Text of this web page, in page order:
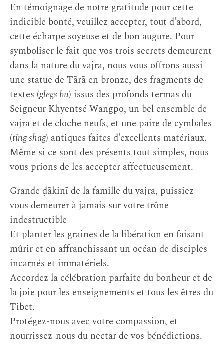
En témoignage de notre gratitude pour cette
indicible bonté, veuillez accepter, tout d’abord,
cette écharpe soyeuse et de bon augure. Pour
symboliser le fait que vos trois secrets demeurent
dans la nature du vajra, nous vous offrons aussi
une statue de Tārā en bronze, des fragments de
textes (glegs bu) issus des profonds termas du
Seigneur Khyentsé Wangpo, un bel ensemble de
vajra et de cloche neufs, et une paire de cymbales
(ting shag) antiques faites d’excellents matériaux.
Même si ce sont des présents tout simples, nous
vous prions de les accepter affectueusement.
Grande ḍākinī de la famille du vajra, puissiez-
vous demeurer à jamais sur votre trône
indestructible
Et planter les graines de la libération en faisant
mûrir et en affranchissant un océan de disciples
incarnés et immatériels.
Accordez la célébration parfaite du bonheur et de
la joie pour les enseignements et tous les êtres du
Tibet.
Protégez-nous avec votre compassion, et
nourrissez-nous du nectar de vos bénédictions.